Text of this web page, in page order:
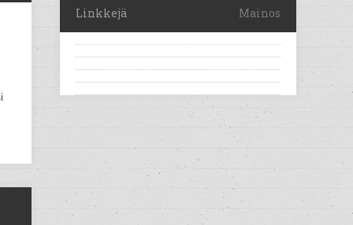
Linkkejä Mainos